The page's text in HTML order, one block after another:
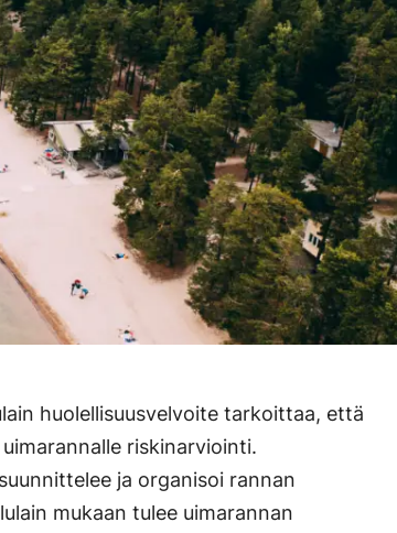
huolellisuusvelvoite tarkoittaa, että
riskinarviointi.
ja organisoi rannan
mukaan tulee uimarannan